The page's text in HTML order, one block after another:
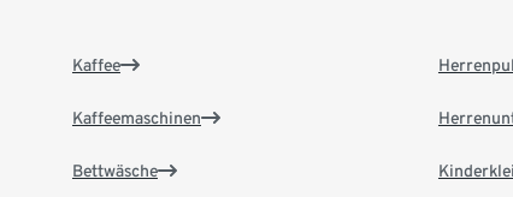
Kaffee
Kaffeemaschinen
Bettwäsche